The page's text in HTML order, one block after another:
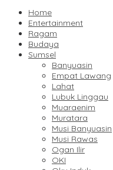
Home
Entertainment
Ragam
Budaya
Sumsel
Banyuasin
Empat Lawang
Lahat
Lubuk Linggau
Muaraenim
Muratara
Musi Banyuasin
Musi Rawas
Ogan Ilir
OKI